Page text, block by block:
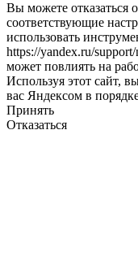
Вы можете отказаться
соответствующие
использовать
https://yandex.ru/
может повлиять на
Используя этот сайт,
вас Яндексом в
Принять
Отказаться